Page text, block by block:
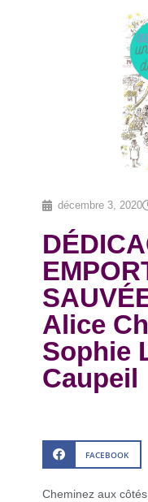
décembre 3, 2020
Alice
Sophie
Caupeil
FACEBOOK
Cheminez aux